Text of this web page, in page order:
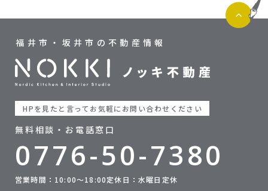
福井市・坂井市の不動産情報
HPを見たと言ってお気軽にお問い合わせください
無料相談・お電話窓口
0776-50-7380
営業時間：10:00〜18:00定休日：水曜日定休